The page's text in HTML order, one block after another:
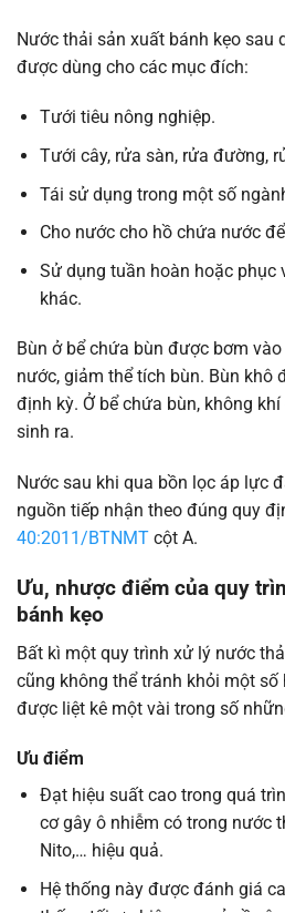
Nước thải sản xuất bánh kẹo sau
được dùng cho các mục đích:
Tưới tiêu nông nghiệp.
Tưới cây, rửa sàn, rửa đường,
Tái sử dụng trong một số
Cho nước cho hồ chứa nước
Sử dụng tuần hoàn hoặc phục
khác.
Bùn ở bể chứa bùn được bơm vào
nước, giảm thể tích bùn. Bùn khô
định kỳ. Ở bể chứa bùn, không
sinh ra.
Nước sau khi qua bồn lọc áp lực
nguồn tiếp nhận theo đúng quy
40:2011/BTNMT cột A.
Ưu, nhược điểm của quy
bánh kẹo
Bất kì một quy trình xử lý nước
cũng không thể tránh khỏi một số
được liệt kê một vài trong số
Ưu điểm
Đạt hiệu suất cao trong quá
cơ gây ô nhiễm có trong nước
Nito,… hiệu quả.
Hệ thống này được đánh giá